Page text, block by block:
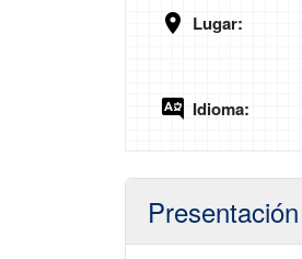
Lugar:
Idioma:
Presentación